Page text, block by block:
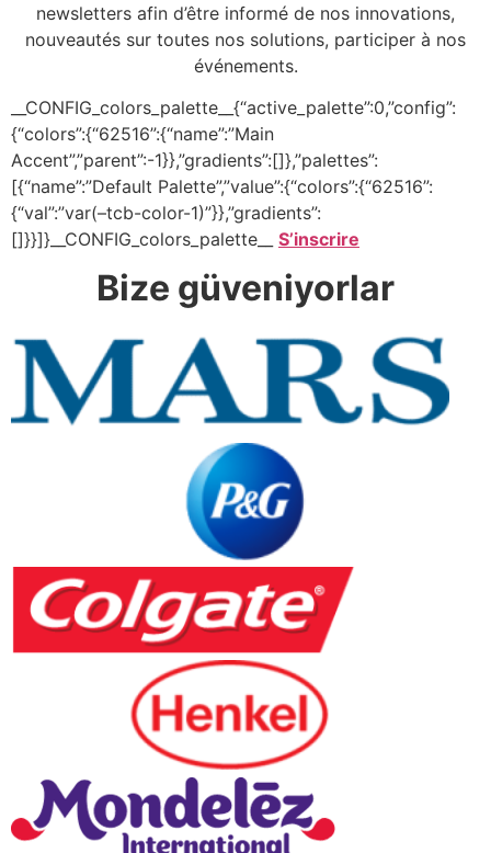
newsletters afin d’être informé de nos innovations,
nouveautés sur toutes nos solutions, participer à nos
événements.
__CONFIG_colors_palette__{“active_palette”:0,”config”:
{“colors”:{“62516”:{“name”:”Main
Accent”,”parent”:-1}},”gradients”:[]},”palettes”:
[{“name”:”Default Palette”,”value”:{“colors”:{“62516”:
{“val”:”var(–tcb-color-1)”}},”gradients”:
[]}}]}__CONFIG_colors_palette__ S’inscrire
Bize güveniyorlar